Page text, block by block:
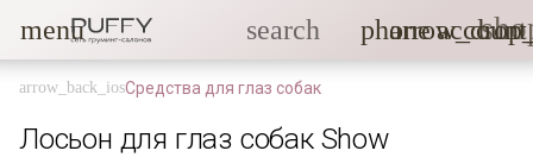
menu search phone
Средства для глаз собак
Лосьон для глаз собак Show